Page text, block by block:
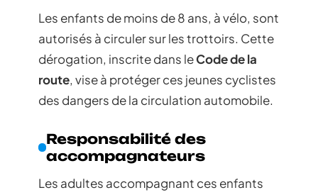
Les enfants de moins de 8 ans, à vélo, sont
autorisés à circuler sur les trottoirs. Cette
dérogation, inscrite dans leCode de la
route, vise à protéger ces jeunes cyclistes
des dangers de la circulation automobile.
Responsabilité des
accompagnateurs
Les adultes accompagnant ces enfants